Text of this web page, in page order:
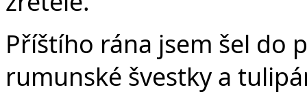
Příštího rána jsem šel do
rumunské švestky a